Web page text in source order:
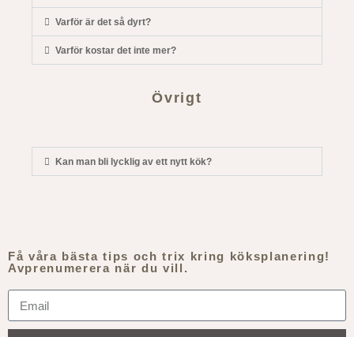
Varför är det så dyrt?
Varför kostar det inte mer?
Övrigt
Kan man bli lycklig av ett nytt kök?
Få våra bästa tips och trix kring köksplanering!
Avprenumerera när du vill.